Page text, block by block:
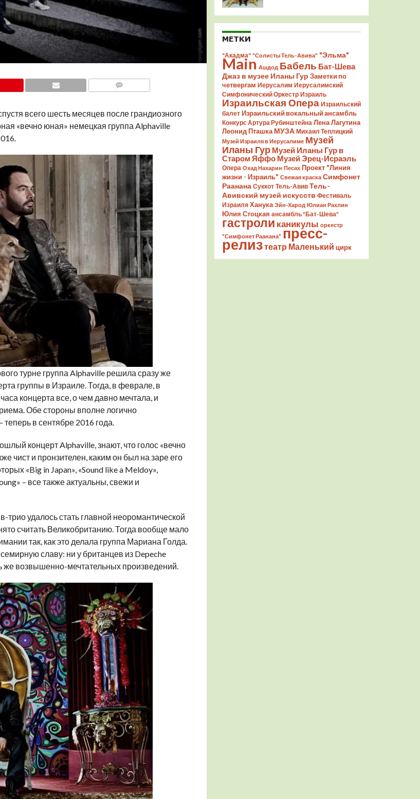
всего шесть месяцев после грандиозного
«вечно юная» немецкая группа Alphaville
турне группа Alphaville решила сразу же
группы в Израиле. Тогда, в феврале, в
концерта все, о чем давно мечтала, и
Обе стороны вполне логично
в сентябре 2016 года.
концерт Alphaville, знают, что голос «вечно
чист и пронзителен, каким он был на заре его
«Big in Japan», «Sound like a Meldoy»,
– все также актуальны, свежи и
удалось стать главной неоромантической
считать Великобританию. Тогда вообще мало
так, как это делала группа Мариана Голда.
славу: ни у британцев из Depeche
же возвышенно-мечтательных произведений.
МЕТКИ
"Акадма" "Солисты Тель-Авива" "Эльма"
Main Ашдод Бабель Бат-Шева
Джаз в музее Иланы Гур Заметки по
четвергам Иерусалим Иерусалимский
Симфонический Оркестр Израиль
Израильская Опера Израильский
балет Израильский вокальный ансамбль
Конкурс Артура Рубинштейна Лена Лагутина
Леонид Пташка МУЗА Михаил Теплицкий
Музей Израиля в Иерусалиме Музей
Иланы Гур Музей Иланы Гур в
Старом Яффо Музей Эрец-Исраэль
Опера Охад Нахарин Песах Проект "Линия
жизни - Израиль" Свежая краска Симфонет
Раанана Суккот Тель-Авив Тель-
Авивский музей искусств Фестиваль
Израиля Ханука Эйн-Харод Юлиан Рахлин
Юлия Стоцкая ансамбль "Бат-Шева"
гастроли каникулы оркестр
"Симфонет Раанана" пресс-
релизтеатр Маленький цирк